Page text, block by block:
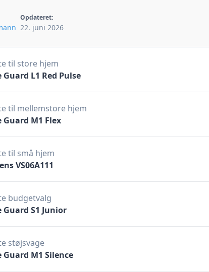
Opdateret:
22. juni 2026
til store hjem
Guard L1 Red Pulse
til mellemstore hjem
Guard M1 Flex
til små hjem
VS06A111
budgetvalg
Guard S1 Junior
støjsvage
Guard M1 Silence